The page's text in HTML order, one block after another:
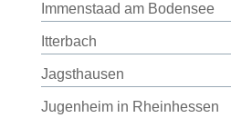
Immenstaad am Bodensee
Itterbach
Jagsthausen
Jugenheim in Rheinhessen